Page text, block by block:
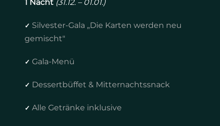
1 Nacht (31.12. – 01.01.)
✓ Silvester-Gala „Die Karten werden neu
gemischt"
✓ Gala-Menü
✓ Dessertbüffet & Mitternachtssnack
✓ Alle Getränke inklusive